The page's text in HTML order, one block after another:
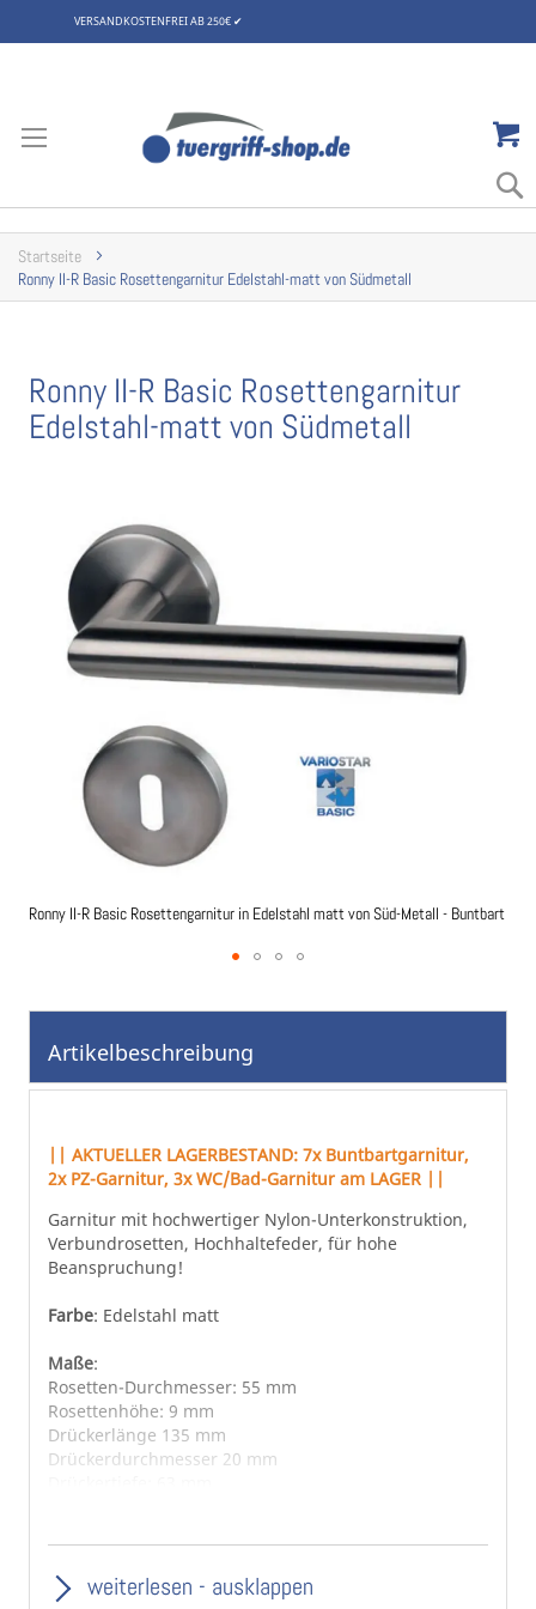
VERSANDKOSTENFREI AB 250€ ✔
springen
Startseite
Ronny II-R Basic Rosettengarnitur Edelstahl-matt von Südmetall
Ronny II-R Basic Rosettengarnitur
Edelstahl-matt von Südmetall
Bildgalerie
springen
Ronny II-R Basic Rosettengarnitur in Edelstahl matt von Süd-Metall - Buntbart
Anfang
Bildgalerie
springen
Artikelbeschreibung
|| AKTUELLER LAGERBESTAND: 7x Buntbartgarnitur,
2x PZ-Garnitur, 3x WC/Bad-Garnitur am LAGER ||
Garnitur mit hochwertiger Nylon-Unterkonstruktion,
Verbundrosetten, Hochhaltefeder, für hohe
Beanspruchung!
Farbe: Edelstahl matt
Maße:
Rosetten-Durchmesser: 55 mm
Rosettenhöhe: 9 mm
Drückerlänge 135 mm
Drückerdurchmesser 20 mm
Sollten Sie Garnituren außerhalb der
Standardtürstärke bestellen, müssen die
weiterlesen - ausklappen